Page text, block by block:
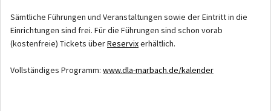
Sämtliche Führungen und Veranstaltungen sowie der Eintritt in die
Einrichtungen sind frei. Für die Führungen sind schon vorab
(kostenfreie) Tickets überReservixerhältlich.
Vollständiges Programm: www.dla-marbach.de/kalender